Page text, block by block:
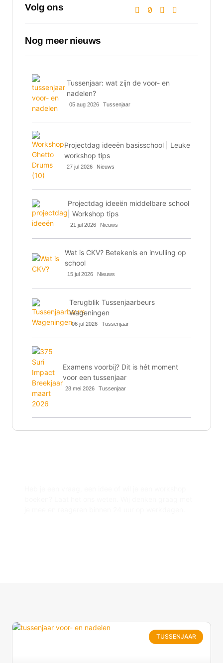
Volg ons
Nog meer nieuws
Tussenjaar: wat zijn de voor- en
nadelen?
05 aug 2026 Tussenjaar
Projectdag ideeën basisschool | Leuke
workshop tips
27 jul 2026 Nieuws
Projectdag ideeën middelbare school
| Workshop tips
21 jul 2026 Nieuws
Wat is CKV? Betekenis en invulling op
school
15 jul 2026 Nieuws
Terugblik Tussenjaarbeurs
Wageningen
06 jul 2026 Tussenjaar
Examens voorbij? Dit is hét moment
voor een tussenjaar
28 mei 2026 Tussenjaar
TUSSENJAAR